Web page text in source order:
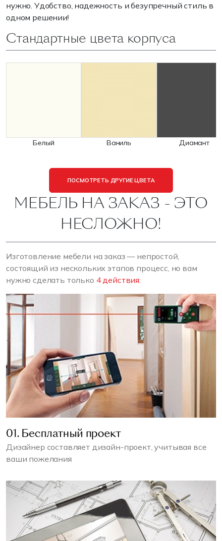
нужно. Удобство, надежность и безупречный стиль в
одном решении!
Стандартные цвета корпуса
Белый Ваниль Диамант
ПОСМОТРЕТЬ ДРУГИЕ ЦВЕТА
МЕБЕЛЬ НА ЗАКАЗ - ЭТО
НЕСЛОЖНО!
Изготовление мебели на заказ — непростой,
состоящий из нескольких этапов процесс, но вам
нужно сделать только 4 действия:
01. Бесплатный проект
Дизайнер составляет дизайн-проект, учитывая все
ваши пожелания